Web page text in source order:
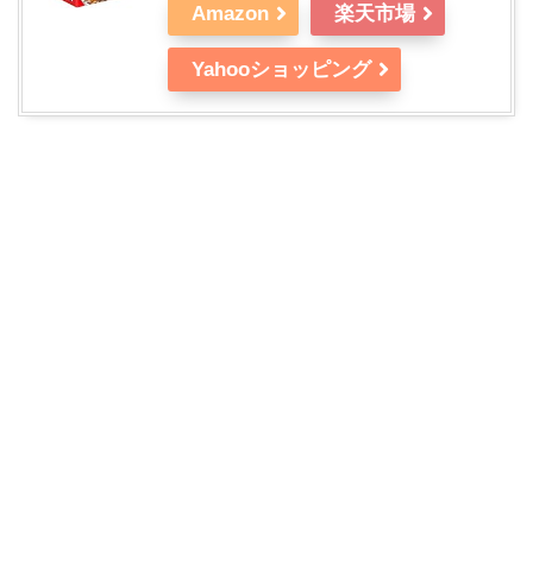
Amazon 楽天市場
Yahooショッピング